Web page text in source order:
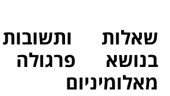
שאלות
בנושא
מאלומיניום